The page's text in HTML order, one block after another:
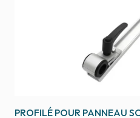
PROFILÉ POUR PANNEAU